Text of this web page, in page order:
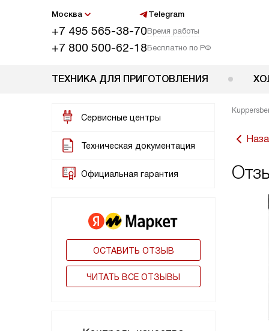
Москва Telegram
+7 495 565-38-70Время работы
+7 800 500-62-18Бесплатно по РФ
ТЕХНИКА ДЛЯ ПРИГОТОВЛЕНИЯ
Сервисные центры
Техническая документация
Официальная гарантия
ОСТАВИТЬ ОТЗЫВ
ЧИТАТЬ ВСЕ ОТЗЫВЫ